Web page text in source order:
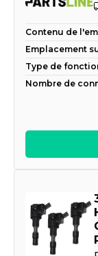
Contenu de
Emplacement
Type de
Nombre de